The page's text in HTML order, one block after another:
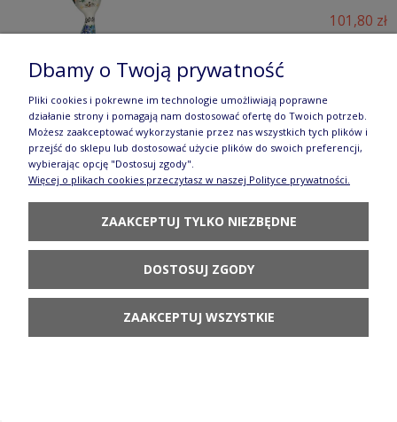
101,80 zł
POWIADOM O DOSTĘPNOŚCI
Figurka kot szyja Pigwa Galia
DO KOSZYKA
Dbamy o Twoją prywatność
Pliki cookies i pokrewne im technologie umożliwiają poprawne
działanie strony i pomagają nam dostosować ofertę do Twoich potrzeb.
Możesz zaakceptować wykorzystanie przez nas wszystkich tych plików i
przejść do sklepu lub dostosować użycie plików do swoich preferencji,
wybierając opcję "Dostosuj zgody".
Więcej o plikach cookies przeczytasz w naszej Polityce prywatności.
ZAAKCEPTUJ TYLKO NIEZBĘDNE
DOSTOSUJ ZGODY
ZAAKCEPTUJ WSZYSTKIE